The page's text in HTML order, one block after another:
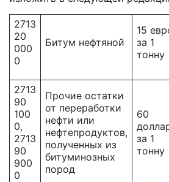
2713
20
000
0
Битум нефтяной
15
за 1
тонну
2713
90
100
0,
2713
90
900
0
Прочие остатки
от переработки
нефти или
нефтепродуктов,
полученных из
битуминозных
пород
60
за 1
тонну